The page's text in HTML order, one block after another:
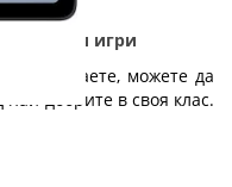
работа и игри
или играете, можете да
най-добрите в своя клас.